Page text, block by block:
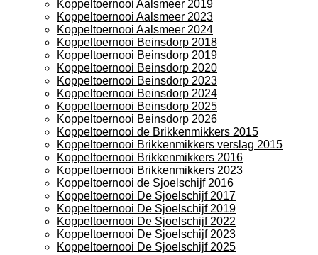
Koppeltoernooi Aalsmeer 2019
Koppeltoernooi Aalsmeer 2023
Koppeltoernooi Aalsmeer 2024
Koppeltoernooi Beinsdorp 2018
Koppeltoernooi Beinsdorp 2019
Koppeltoernooi Beinsdorp 2020
Koppeltoernooi Beinsdorp 2023
Koppeltoernooi Beinsdorp 2024
Koppeltoernooi Beinsdorp 2025
Koppeltoernooi Beinsdorp 2026
Koppeltoernooi de Brikkenmikkers 2015
Koppeltoernooi Brikkenmikkers verslag 2015
Koppeltoernooi Brikkenmikkers 2016
Koppeltoernooi Brikkenmikkers 2023
Koppeltoernooi de Sjoelschijf 2016
Koppeltoernooi De Sjoelschijf 2017
Koppeltoernooi De Sjoelschijf 2019
Koppeltoernooi De Sjoelschijf 2022
Koppeltoernooi De Sjoelschijf 2023
Koppeltoernooi De Sjoelschijf 2025